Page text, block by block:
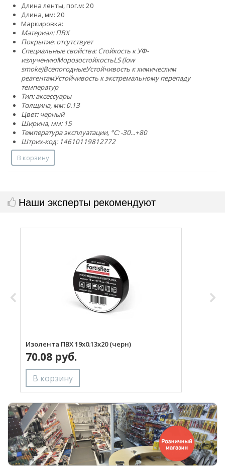
Длина ленты, пог.м: 20
Длина, мм: 20
Маркировка:
Материал: ПВХ
Покрытие: отсутствует
Специальные свойства:Стойкость к УФ-
излучениюМорозостойкостьLS (low
smoke)ВсепогодныеУстойчивость к химическим
реагентамУстойчивость к экстремальному перепаду
температур
Тип: аксессуары
Толщина, мм: 0.13
Цвет: черный
Ширина, мм: 15
Температура эксплуатации, °C: -30...+80
Штрих-код: 14610119812772
В корзину
Наши эксперты рекомендуют
Изолента ПВХ 19х0.13x20 (черн)
70.08 руб.